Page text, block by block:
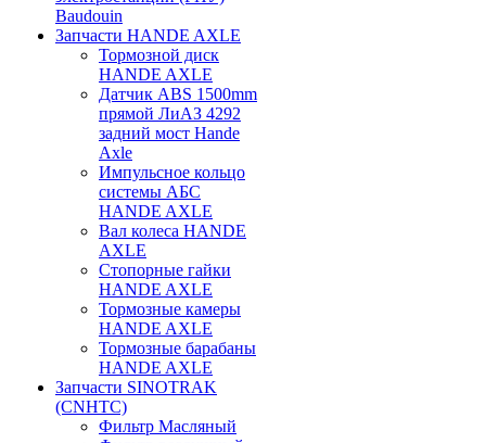
Baudouin
Запчасти HANDE AXLE
Тормозной диск
HANDE AXLE
Датчик ABS 1500mm
прямой ЛиАЗ 4292
задний мост Hande
Axle
Импульсное кольцо
системы АБС
HANDE AXLE
Вал колеса HANDE
AXLE
Стопорные гайки
HANDE AXLE
Тормозные камеры
HANDE AXLE
Тормозные барабаны
HANDE AXLE
Запчасти SINOTRAK
(CNHTC)
Фильтр Масляный